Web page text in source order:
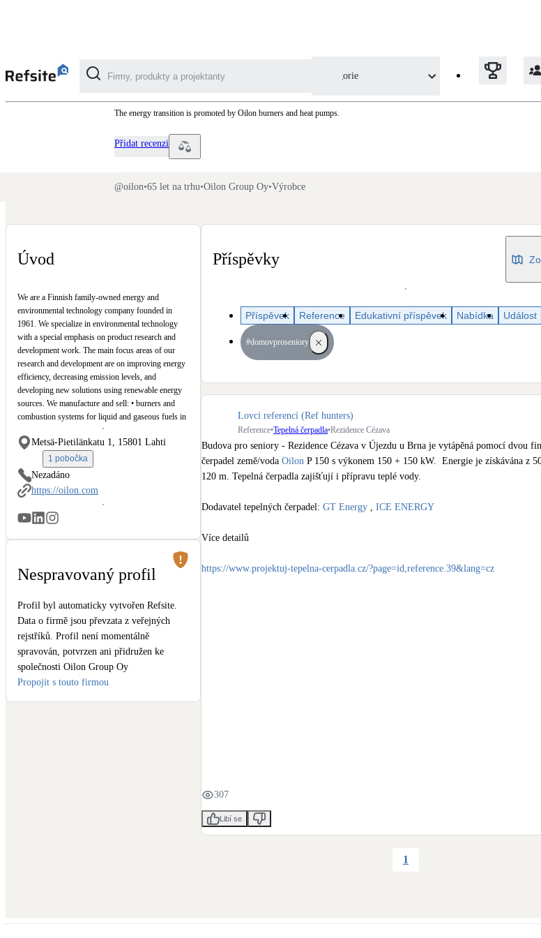
Kategorie
Na přípravu teplé vody i přitápění
Kotle
Hlavní zdroje vytápění
Bateriové úložiště
Stínicí technika
Žaluzie, markýzy, pergoly
LED osvětlení
Vnitřní i venkovní
Retence deštové vody
Akumulace dešťovky
Malé i velké turbíny
Oilon
The energy transition is promoted by Oilon burners and heat pumps.
Přidat recenzi
@oilon•65 let na trhu•Oilon Group Oy•Výrobce
Úvod
We are a Finnish family-owned energy and
environmental technology company founded in
1961. We specialize in environmental technology
with a special emphasis on product research and
development work. The main focus areas of our
research and development are on improving energy
efficiency, decreasing emission levels, and
developing new solutions using renewable energy
sources. We manufacture and sell: • burners and
combustion systems for liquid and gaseous fuels in
the capacity range of 10 kW – 90 MW • industrial
heat pumps and water chillers • ground source heat
pumps. The service activities are in an important
role throughout the products' life cycle. Our
products are used e.g. in power plants, pulp and
paper, process industry, waste incineration, marine
applications, district heating plants, for heating and
cooling large buildings and facilities, and for
facilities in Finland, USA and China. In addition,
we have sales office in Brazil and Germany as well
as more than 70 resellers all over the world.
Metsä-Pietilänkatu 1, 15801 Lahti
1 pobočka
Nezadáno
https://oilon.com
Nespravovaný profil
Profil byl automaticky vytvořen Refsite.
Data o firmě jsou převzata z veřejných
rejstříků. Profil není momentálně
spravován, potvrzen ani přidružen ke
společnosti Oilon Group Oy
Propojit s touto firmou
Příspěvky
Příspěvek Reference Edukativní příspěvek Nabídka Událost
#domovproseniory
Lovci referencí (Ref hunters)
Reference•Tepelná čerpadla•Rezidence Cézava
Budova pro seniory - Rezidence Cézava v Újezdu u Brna je vytápěná pomocí dvou
čerpadel země/voda Oilon P 150 s výkonem 150 + 150 kW.  Energie je získávána z
120 m. Tepelná čerpadla zajišťují i přípravu teplé vody.
Dodavatel tepelných čerpadel: GT Energy , ICE ENERGY
Více detailů
https://www.projektuj-tepelna-cerpadla.cz/?page=id,reference.39&lang=cz
307
Libí se
1